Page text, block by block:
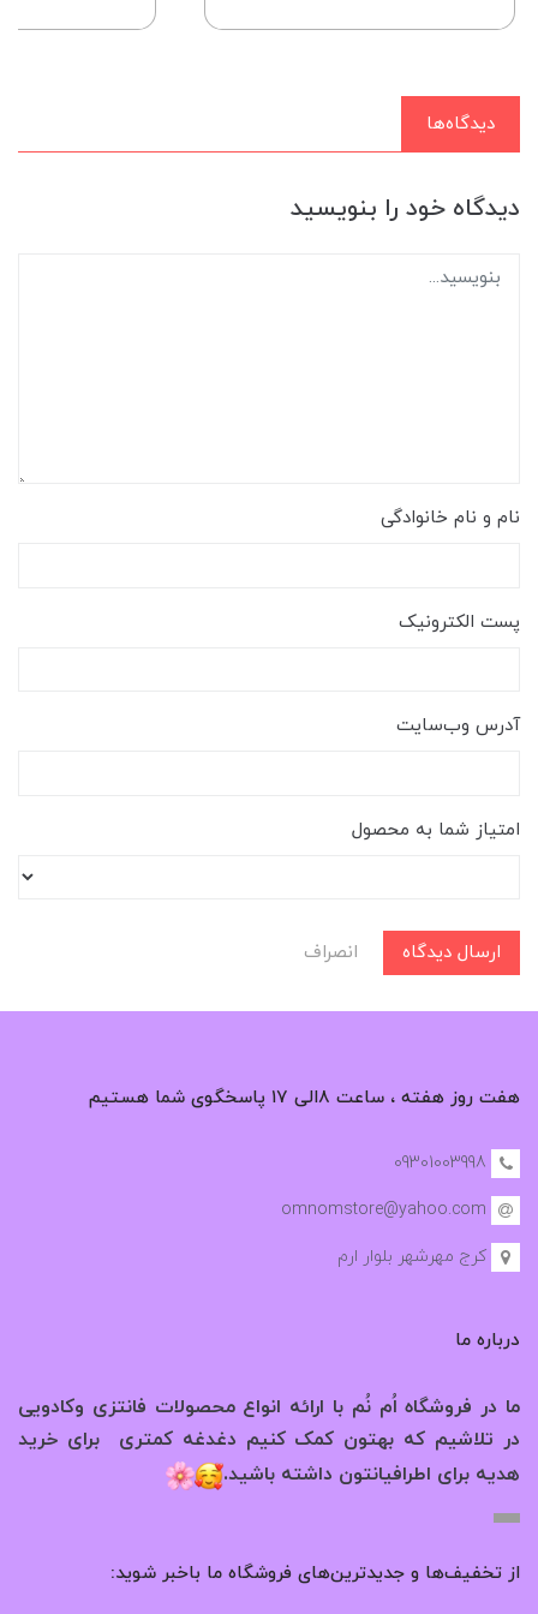
دیدگاه‌ها
دیدگاه خود را بنویسید
نام و نام خانوادگی
پست الکترونیک
آدرس وب‌سایت
امتیاز شما به محصول
ارسال دیدگاه انصراف
هفت روز هفته ، ساعت ۸الی ۱۷ پاسخگوی شما هستیم
09301003998
omnomstore@yahoo.com
کرج مهرشهر بلوار ارم
درباره ما
ما در فروشگاه اُم نُم با ارائه انواع محصولات فانتزی وکادویی
در تلاشیم که بهتون کمک کنیم دغدغه کمتری برای خرید
هدیه برای اطرافیانتون داشته باشید.
از تخفیف‌ها و جدیدترین‌های فروشگاه ما باخبر شوید: